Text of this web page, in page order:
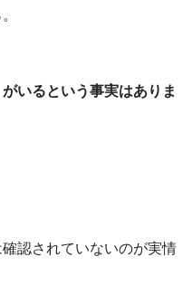
いるという事実はありま
認されていないのが実情